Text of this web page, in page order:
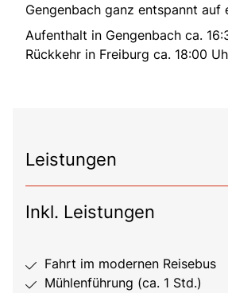
Gengenbach ganz entspannt auf
Aufenthalt in Gengenbach ca.
Rückkehr in Freiburg ca. 18:00
Leistungen
Inkl. Leistungen
Fahrt im modernen Reisebus
Mühlenführung (ca. 1 Std.)